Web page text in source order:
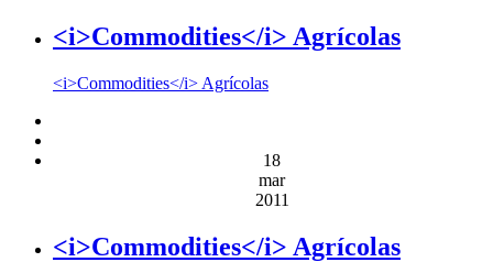
<i>Commodities</i> Agrícolas
<i>Commodities</i> Agrícolas
18
mar
2011
<i>Commodities</i> Agrícolas